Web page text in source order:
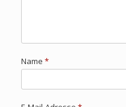
Name *